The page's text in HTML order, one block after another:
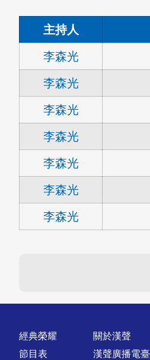
主持人
李森光
李森光
李森光
李森光
李森光
李森光
李森光
快速連結
經典榮耀
節目表
關於漢聲
漢聲廣播電臺